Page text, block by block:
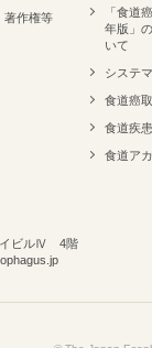
著作権等
「食道
年版」
いて
システ
食道癌
食道疾
食道ア
イビルⅣ 4階